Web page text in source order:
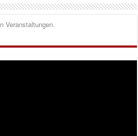
Veranstaltungen.